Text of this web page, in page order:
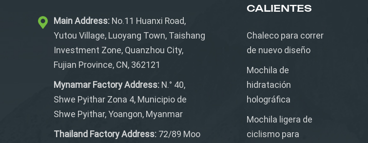
Main Address: No.11 Huanxi Road,
Yutou Village, Luoyang Town, Taishang
Investment Zone, Quanzhou City,
Fujian Province, CN, 362121
Mynamar Factory Address: N.° 40,
Shwe Pyithar Zona 4, Municipio de
Shwe Pyithar, Yoangon, Myanmar
Thailand Factory Address: 72/89 Moo
CALIENTES
Chaleco para correr
de nuevo diseño
Mochila de
hidratación
holográfica
Mochila ligera de
ciclismo para